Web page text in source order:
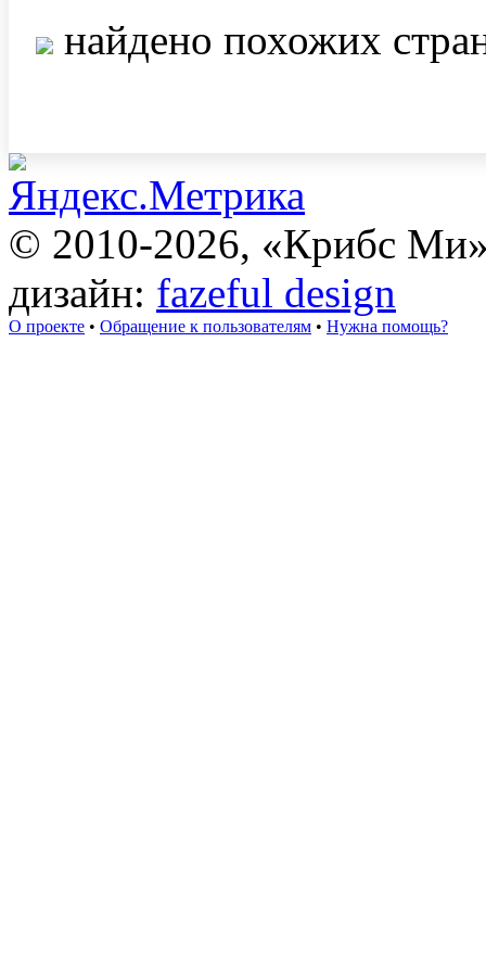
найдено похожих
© 2010-2026, «Крибс
дизайн: fazeful design
О проекте • Обращение к пользователям • Нужна помощь?